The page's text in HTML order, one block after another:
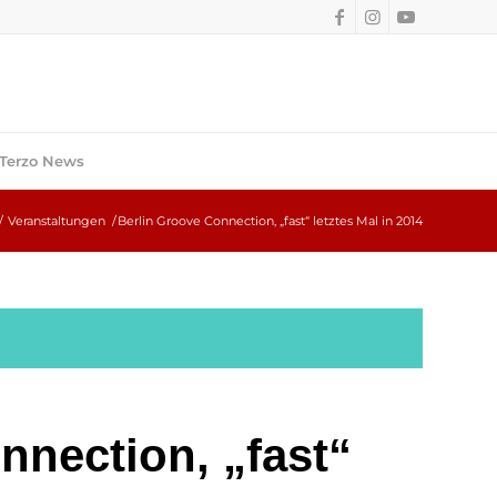
Terzo News
/ Veranstaltungen /Berlin Groove Connection, „fast“ letztes Mal in 2014
„fast“